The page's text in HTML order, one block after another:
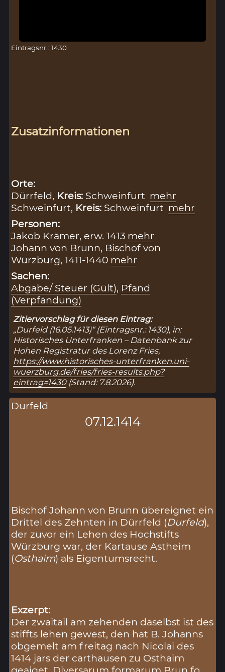
Eintragsnr.: 1430
Zusatzinformationen
Orte:
Dürrfeld, Kreis: Schweinfurt mehr
Schweinfurt, Kreis: Schweinfurt mehr
Personen:
Jakob Krämer, erw. 1413 mehr
Johann von Brunn, Bischof von
Würzburg, 1411-1440 mehr
Sachen:
Abgabe/ Steuer (Gült), Pfand
(Verpfändung)
Zitiervorschlag für diesen Eintrag:
„Durfeld (16.05.1413)“ (Eintragsnr.: 1430), in:
Historisches Unterfranken – Datenbank zur
Hohen Registratur des Lorenz Fries,
https://www.historisches-unterfranken.uni-
wuerzburg.de/fries/fries-results.php?
eintrag=1430(Stand: 7.8.2026).
Durfeld
07.12.1414
Bischof Johann von Brunn übereignet ein
Drittel des Zehnten in Dürrfeld (Durfeld),
der zuvor ein Lehen des Hochstifts
Würzburg war, der Kartause Astheim
(Osthaim) als Eigentumsrecht.
Exzerpt:
Der zwaitail am zehenden daselbst ist des
stiffts lehen gewest, den hat B. Johanns
obgemelt am freitag nach Nicolai des
1414 jars der carthausen zu Osthaim